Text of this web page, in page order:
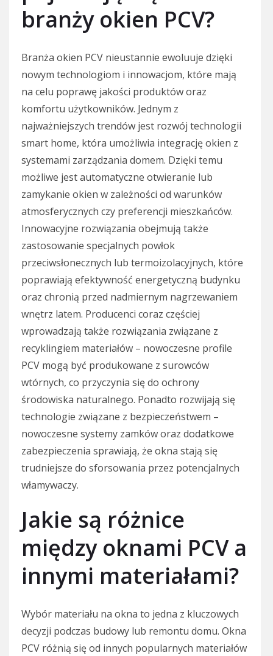
branży okien PCV?
Branża okien PCV nieustannie ewoluuje dzięki
nowym technologiom i innowacjom, które mają
na celu poprawę jakości produktów oraz
komfortu użytkowników. Jednym z
najważniejszych trendów jest rozwój technologii
smart home, która umożliwia integrację okien z
systemami zarządzania domem. Dzięki temu
możliwe jest automatyczne otwieranie lub
zamykanie okien w zależności od warunków
atmosferycznych czy preferencji mieszkańców.
Innowacyjne rozwiązania obejmują także
zastosowanie specjalnych powłok
przeciwsłonecznych lub termoizolacyjnych, które
poprawiają efektywność energetyczną budynku
oraz chronią przed nadmiernym nagrzewaniem
wnętrz latem. Producenci coraz częściej
wprowadzają także rozwiązania związane z
recyklingiem materiałów – nowoczesne profile
PCV mogą być produkowane z surowców
wtórnych, co przyczynia się do ochrony
środowiska naturalnego. Ponadto rozwijają się
technologie związane z bezpieczeństwem –
nowoczesne systemy zamków oraz dodatkowe
zabezpieczenia sprawiają, że okna stają się
trudniejsze do sforsowania przez potencjalnych
włamywaczy.
Jakie są różnice
między oknami PCV a
innymi materiałami?
Wybór materiału na okna to jedna z kluczowych
decyzji podczas budowy lub remontu domu. Okna
PCV różnią się od innych popularnych materiałów